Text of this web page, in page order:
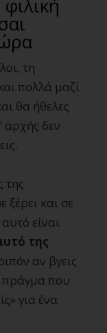
τη
πολλά μαζί
θα ήθελες
αρχής δεν
της
και σε
είναι
της
αν βγεις
πράγμα που
για ένα